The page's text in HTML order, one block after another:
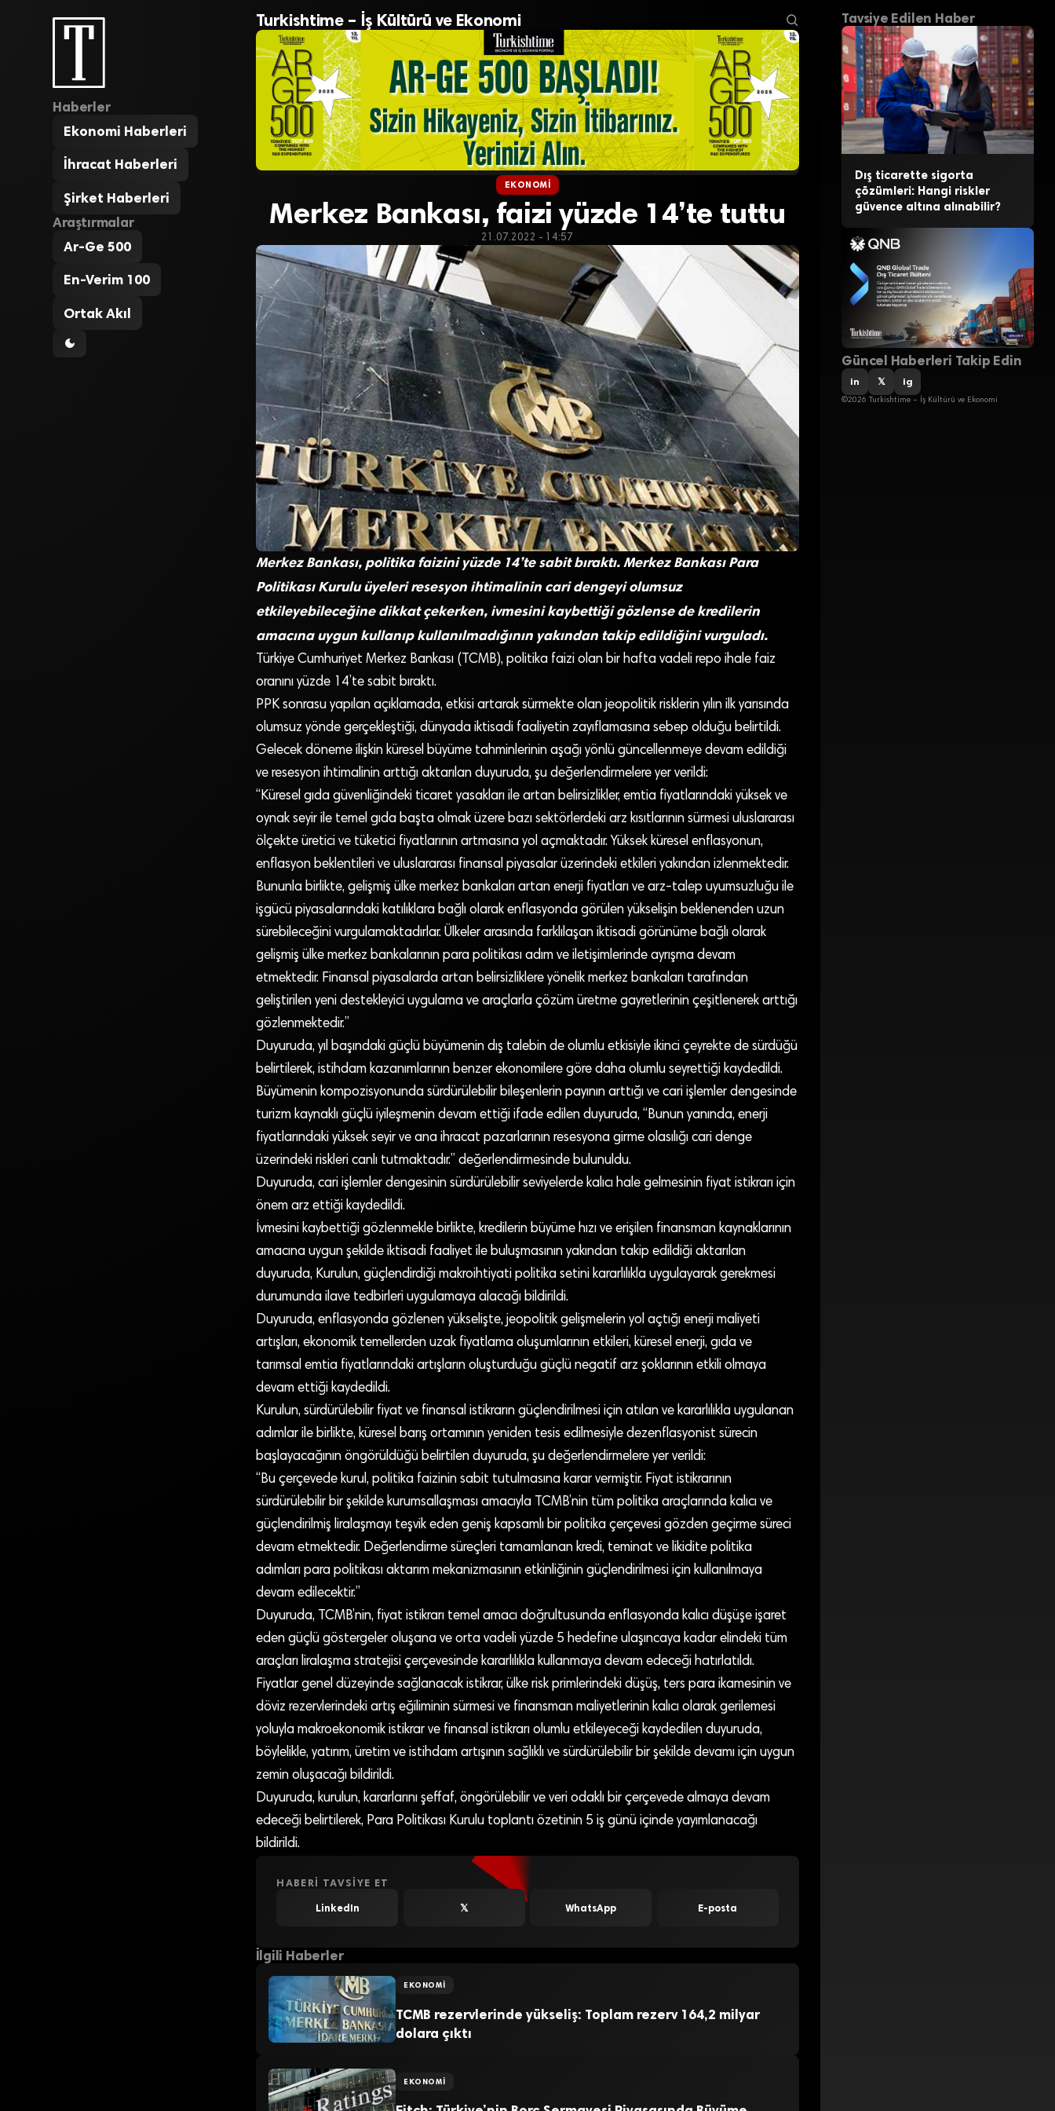
Haberler
Ekonomi Haberleri
İhracat Haberleri
Şirket Haberleri
Araştırmalar
Ar-Ge 500
En-Verim 100
Ortak Akıl
Turkishtime – İş Kültürü ve Ekonomi
EKONOMI
Merkez Bankası, faizi yüzde 14’te tuttu
21.07.2022 - 14:57
Merkez Bankası, politika faizini yüzde 14’te sabit bıraktı. Merkez Bankası Para
Politikası Kurulu üyeleri resesyon ihtimalinin cari dengeyi olumsuz
etkileyebileceğine dikkat çekerken, ivmesini kaybettiği gözlense de kredilerin
amacına uygun kullanıp kullanılmadığının yakından takip edildiğini vurguladı.
Türkiye Cumhuriyet Merkez Bankası (TCMB), politika faizi olan bir hafta vadeli repo ihale faiz
oranını yüzde 14’te sabit bıraktı.
PPK sonrasu yapılan açıklamada, etkisi artarak sürmekte olan jeopolitik risklerin yılın ilk yarısında
olumsuz yönde gerçekleştiği, dünyada iktisadi faaliyetin zayıflamasına sebep olduğu belirtildi.
Gelecek döneme ilişkin küresel büyüme tahminlerinin aşağı yönlü güncellenmeye devam edildiği
ve resesyon ihtimalinin arttığı aktarılan duyuruda, şu değerlendirmelere yer verildi:
“Küresel gıda güvenliğindeki ticaret yasakları ile artan belirsizlikler, emtia fiyatlarındaki yüksek ve
oynak seyir ile temel gıda başta olmak üzere bazı sektörlerdeki arz kısıtlarının sürmesi uluslararası
ölçekte üretici ve tüketici fiyatlarının artmasına yol açmaktadır. Yüksek küresel enflasyonun,
enflasyon beklentileri ve uluslararası finansal piyasalar üzerindeki etkileri yakından izlenmektedir.
Bununla birlikte, gelişmiş ülke merkez bankaları artan enerji fiyatları ve arz-talep uyumsuzluğu ile
işgücü piyasalarındaki katılıklara bağlı olarak enflasyonda görülen yükselişin beklenenden uzun
sürebileceğini vurgulamaktadırlar. Ülkeler arasında farklılaşan iktisadi görünüme bağlı olarak
gelişmiş ülke merkez bankalarının para politikası adım ve iletişimlerinde ayrışma devam
etmektedir. Finansal piyasalarda artan belirsizliklere yönelik merkez bankaları tarafından
geliştirilen yeni destekleyici uygulama ve araçlarla çözüm üretme gayretlerinin çeşitlenerek arttığı
gözlenmektedir.”
Duyuruda, yıl başındaki güçlü büyümenin dış talebin de olumlu etkisiyle ikinci çeyrekte de sürdüğü
belirtilerek, istihdam kazanımlarının benzer ekonomilere göre daha olumlu seyrettiği kaydedildi.
Büyümenin kompozisyonunda sürdürülebilir bileşenlerin payının arttığı ve cari işlemler dengesinde
turizm kaynaklı güçlü iyileşmenin devam ettiği ifade edilen duyuruda, “Bunun yanında, enerji
fiyatlarındaki yüksek seyir ve ana ihracat pazarlarının resesyona girme olasılığı cari denge
üzerindeki riskleri canlı tutmaktadır.” değerlendirmesinde bulunuldu.
Duyuruda, cari işlemler dengesinin sürdürülebilir seviyelerde kalıcı hale gelmesinin fiyat istikrarı için
önem arz ettiği kaydedildi.
İvmesini kaybettiği gözlenmekle birlikte, kredilerin büyüme hızı ve erişilen finansman kaynaklarının
amacına uygun şekilde iktisadi faaliyet ile buluşmasının yakından takip edildiği aktarılan
duyuruda, Kurulun, güçlendirdiği makroihtiyati politika setini kararlılıkla uygulayarak gerekmesi
durumunda ilave tedbirleri uygulamaya alacağı bildirildi.
Duyuruda, enflasyonda gözlenen yükselişte, jeopolitik gelişmelerin yol açtığı enerji maliyeti
artışları, ekonomik temellerden uzak fiyatlama oluşumlarının etkileri, küresel enerji, gıda ve
tarımsal emtia fiyatlarındaki artışların oluşturduğu güçlü negatif arz şoklarının etkili olmaya
devam ettiği kaydedildi.
Kurulun, sürdürülebilir fiyat ve finansal istikrarın güçlendirilmesi için atılan ve kararlılıkla uygulanan
adımlar ile birlikte, küresel barış ortamının yeniden tesis edilmesiyle dezenflasyonist sürecin
başlayacağının öngörüldüğü belirtilen duyuruda, şu değerlendirmelere yer verildi:
“Bu çerçevede kurul, politika faizinin sabit tutulmasına karar vermiştir. Fiyat istikrarının
sürdürülebilir bir şekilde kurumsallaşması amacıyla TCMB’nin tüm politika araçlarında kalıcı ve
güçlendirilmiş liralaşmayı teşvik eden geniş kapsamlı bir politika çerçevesi gözden geçirme süreci
devam etmektedir. Değerlendirme süreçleri tamamlanan kredi, teminat ve likidite politika
adımları para politikası aktarım mekanizmasının etkinliğinin güçlendirilmesi için kullanılmaya
devam edilecektir.”
Duyuruda, TCMB’nin, fiyat istikrarı temel amacı doğrultusunda enflasyonda kalıcı düşüşe işaret
eden güçlü göstergeler oluşana ve orta vadeli yüzde 5 hedefine ulaşıncaya kadar elindeki tüm
araçları liralaşma stratejisi çerçevesinde kararlılıkla kullanmaya devam edeceği hatırlatıldı.
Fiyatlar genel düzeyinde sağlanacak istikrar, ülke risk primlerindeki düşüş, ters para ikamesinin ve
döviz rezervlerindeki artış eğiliminin sürmesi ve finansman maliyetlerinin kalıcı olarak gerilemesi
yoluyla makroekonomik istikrar ve finansal istikrarı olumlu etkileyeceği kaydedilen duyuruda,
böylelikle, yatırım, üretim ve istihdam artışının sağlıklı ve sürdürülebilir bir şekilde devamı için uygun
zemin oluşacağı bildirildi.
Duyuruda, kurulun, kararlarını şeffaf, öngörülebilir ve veri odaklı bir çerçevede almaya devam
edeceği belirtilerek, Para Politikası Kurulu toplantı özetinin 5 iş günü içinde yayımlanacağı
bildirildi.
HABERI TAVSIYE ET
LinkedIn 𝕏 WhatsApp E-posta
İlgili Haberler
EKONOMI
TCMB rezervlerinde yükseliş: Toplam rezerv 164,2 milyar
dolara çıktı
EKONOMI
Tavsiye Edilen Haber
Dış ticarette sigorta
çözümleri: Hangi riskler
güvence altına alınabilir?
Güncel Haberleri Takip Edin
in 𝕏 ig
©2026 Turkishtime – İş Kültürü ve Ekonomi